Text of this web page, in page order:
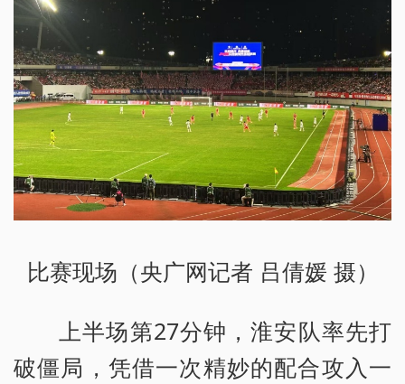
比赛现场（央广网记者 吕倩媛 摄）
上半场第27分钟，淮安队率先打
破僵局，凭借一次精妙的配合攻入一